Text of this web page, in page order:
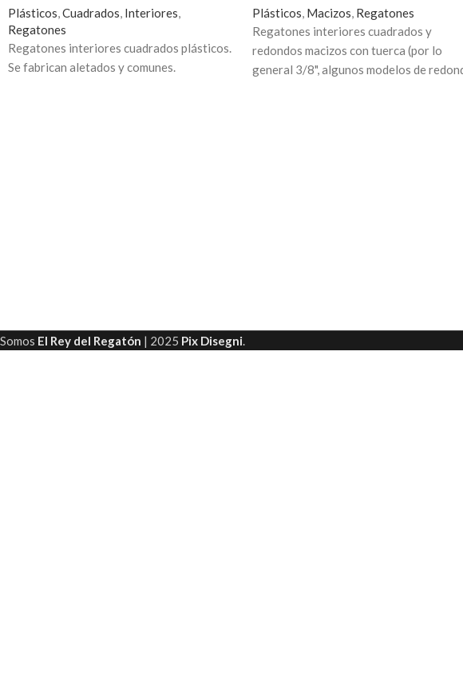
Plásticos Cuadrados Interiores
Regatones
Regatones interiores cuadrados plásticos.
Se fabrican aletados y comunes.
Plásticos Macizos Regatones
Regatones interiores cuadrados y
redondos macizos con tuerca (por lo
general 3/8", algunos modelos de
Somos El Rey del Regatón | 2025 Pix Disegni.